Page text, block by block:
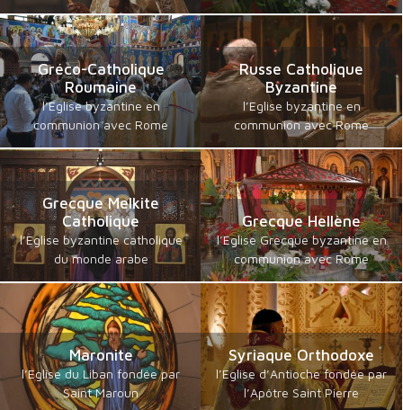
Gréco-Catholique
Roumaine
l’Eglise byzantine en
communion avec Rome
Russe Catholique
Byzantine
l’Eglise byzantine en
communion avec Rome
Grecque Melkite
Catholique
l’Eglise byzantine catholique
du monde arabe
Grecque Hellène
l’Eglise Grecque byzantine en
communion avec Rome
Maronite
l’Eglise du Liban fondée par
Saint Maroun
Syriaque Orthodoxe
l’Eglise d’Antioche fondée par
l’Apôtre Saint Pierre